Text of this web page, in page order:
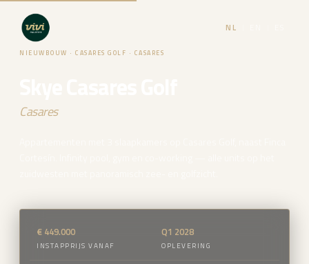
NL
NIEUWBOUW · CASARES GOLF · CASARES
Casares
€ 449.000
INSTAPPRIJS VANAF
Q1 2028
OPLEVERING